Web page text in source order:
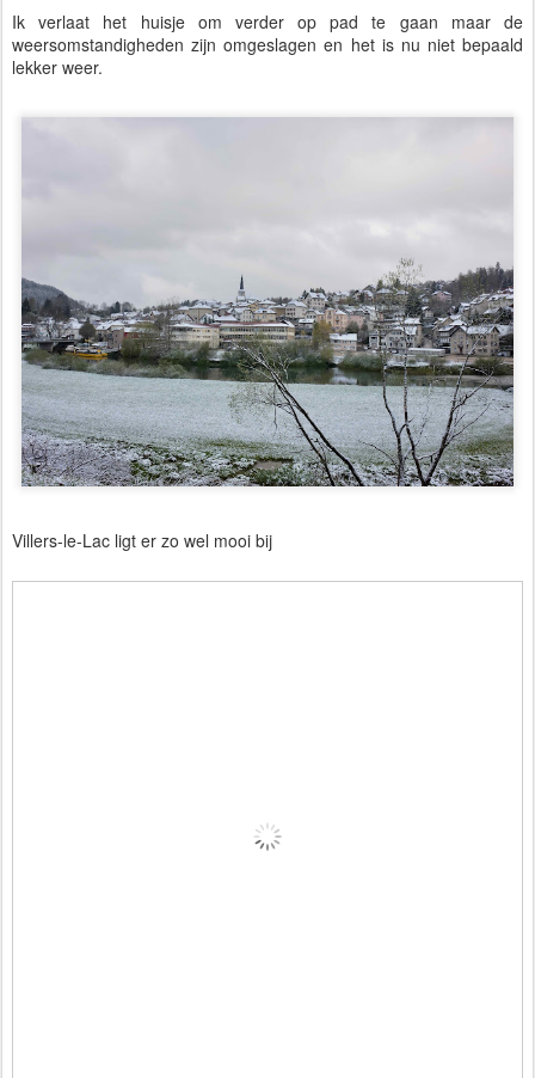
Ik verlaat het huisje om verder op pad te gaan maar de
weersomstandigheden zijn omgeslagen en het is nu niet bepaald
lekker weer.
Villers-le-Lac ligt er zo wel mooi bij